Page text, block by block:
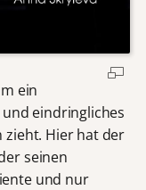
ein
eindringliches
zieht. Hier hat der
seinen
und nur